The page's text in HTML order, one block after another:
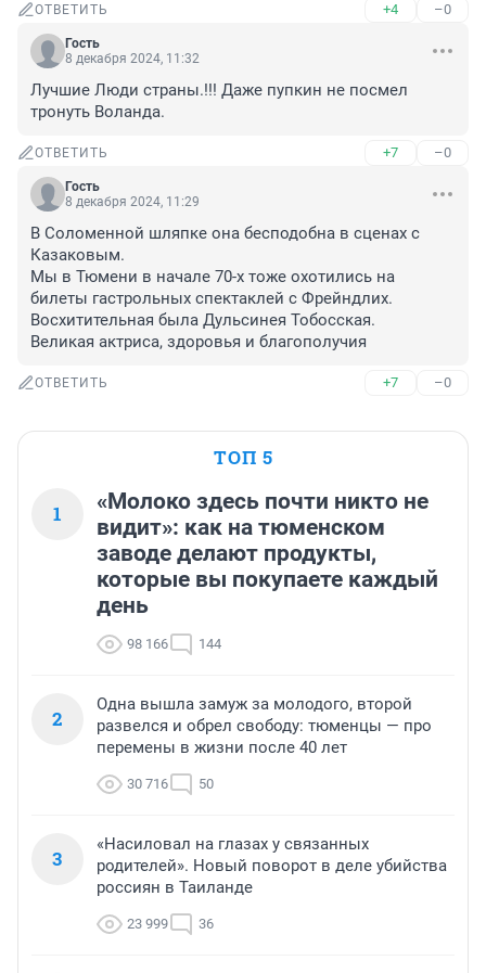
ОТВЕТИТЬ +4 –0
Гость
8 декабря 2024, 11:32
Лучшие Люди страны.!!! Даже пупкин не посмел
тронуть Воланда.
ОТВЕТИТЬ +7 –0
Гость
8 декабря 2024, 11:29
В Соломенной шляпке она бесподобна в сценах с
Казаковым.
Мы в Тюмени в начале 70-х тоже охотились на
билеты гастрольных спектаклей с Фрейндлих.
Восхитительная была Дульсинея Тобосская.
Великая актриса, здоровья и благополучия
ОТВЕТИТЬ +7 –0
ТОП 5
1
«Молоко здесь почти никто не
видит»: как на тюменском
заводе делают продукты,
которые вы покупаете каждый
день
98 166 144
2
Одна вышла замуж за молодого, второй
развелся и обрел свободу: тюменцы — про
перемены в жизни после 40 лет
30 716 50
3
«Насиловал на глазах у связанных
родителей». Новый поворот в деле убийства
россиян в Таиланде
23 999 36